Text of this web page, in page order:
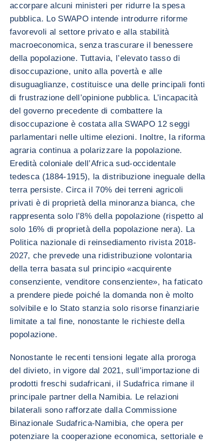
accorpare alcuni ministeri per ridurre la spesa
pubblica. Lo SWAPO intende introdurre riforme
favorevoli al settore privato e alla stabilità
macroeconomica, senza trascurare il benessere
della popolazione. Tuttavia, l’elevato tasso di
disoccupazione, unito alla povertà e alle
disuguaglianze, costituisce una delle principali fonti
di frustrazione dell’opinione pubblica. L’incapacità
del governo precedente di combattere la
disoccupazione è costata alla SWAPO 12 seggi
parlamentari nelle ultime elezioni. Inoltre, la riforma
agraria continua a polarizzare la popolazione.
Eredità coloniale dell’Africa sud-occidentale
tedesca (1884-1915), la distribuzione ineguale della
terra persiste. Circa il 70% dei terreni agricoli
privati è di proprietà della minoranza bianca, che
rappresenta solo l’8% della popolazione (rispetto al
solo 16% di proprietà della popolazione nera). La
Politica nazionale di reinsediamento rivista 2018-
2027, che prevede una ridistribuzione volontaria
della terra basata sul principio «acquirente
consenziente, venditore consenziente», ha faticato
a prendere piede poiché la domanda non è molto
solvibile e lo Stato stanzia solo risorse finanziarie
limitate a tal fine, nonostante le richieste della
popolazione.
Nonostante le recenti tensioni legate alla proroga
del divieto, in vigore dal 2021, sull’importazione di
prodotti freschi sudafricani, il Sudafrica rimane il
principale partner della Namibia. Le relazioni
bilaterali sono rafforzate dalla Commissione
Binazionale Sudafrica-Namibia, che opera per
potenziare la cooperazione economica, settoriale e